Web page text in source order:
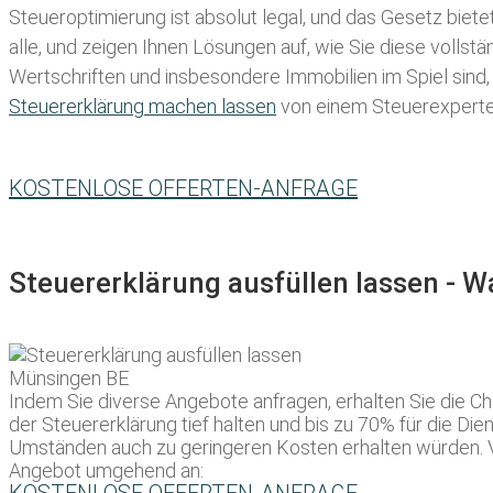
Steueroptimierung ist absolut legal, und das Gesetz
alle, und zeigen Ihnen Lösungen auf, wie Sie diese
Wertschriften und insbesondere Immobilien im Spiel
Steuererklärung machen lassen von einem
KOSTENLOSE OFFERTEN-ANFRAGE
Steuererklärung ausfüllen lassen -
Indem Sie diverse Angebote anfragen, erhalten Sie die
der Steuererklärung tief halten und bis zu 70% für die
Umständen auch zu geringeren Kosten erhalten
Angebot umgehend an: